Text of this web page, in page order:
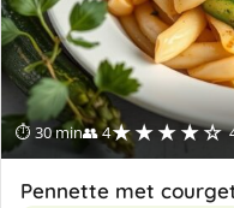
⏱ 30 min👥 4★★★★☆
Pennette met